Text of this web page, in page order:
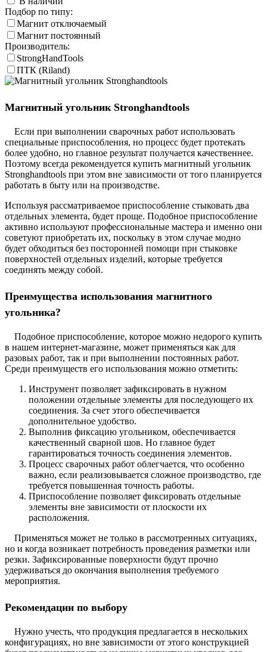
Подбор по типу:
Магнит отключаемый
Магнит постоянный
Производитель:
StrongHandTools
ПТК (Riland)
Магнитный угольник Stronghandtools
Если при выполнении сварочных работ использовать
специальные приспособления, но процесс будет протекать
более удобно, но главное результат получается качественнее.
Поэтому всегда рекомендуется купить магнитный угольник
Stronghandtools при этом вне зависимости от того планируется
работать в быту или на производстве.
Используя рассматриваемое приспособление стыковать два
отдельных элемента, будет проще. Подобное приспособление
активно используют профессиональные мастера и именно они
советуют приобретать их, поскольку в этом случае модно
будет обходиться без посторонней помощи при стыковке
поверхностей отдельных изделий, которые требуется
соединять между собой.
Преимущества использования магнитного
угольника?
Подобное приспособление, которое можно недорого купить
в нашем интернет-магазине, может применяться как для
разовых работ, так и при выполнении постоянных работ.
Среди преимуществ его использования можно отметить:
Инструмент позволяет зафиксировать в нужном
положении отдельные элементы для последующего их
соединения. За счет этого обеспечивается
дополнительное удобство.
Выполнив фиксацию угольником, обеспечивается
качественный сварной шов. Но главное будет
гарантироваться точность соединения элементов.
Процесс сварочных работ облегчается, что особенно
важно, если реализовывается сложное производство, где
требуется повышенная точность работы.
Приспособление позволяет фиксировать отдельные
элементы вне зависимости от плоскости их
расположения.
Применяться может не только в рассмотренных ситуациях,
но и когда возникает потребность проведения разметки или
резки. Зафиксированные поверхности будут прочно
удерживаться до окончания выполнения требуемого
мероприятия.
Рекомендации по выбору
Нужно учесть, что продукция предлагается в нескольких
конфигурациях, но вне зависимости от этого конструкцией